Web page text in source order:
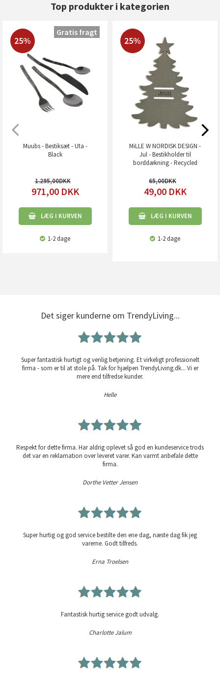
Top produkter i kategorien
25%
Muubs - Bestiksæt - Uta -
Black
1.295,00
971,00 DKK
LÆG I KURVEN
1-2 dage
Gratis fragt
25%
MiLLE W NORDISK DESIGN -
Jul - Bestikholder til
borddækning - Recycled
65,00
49,00 DKK
LÆG I KURVEN
1-2 dage
Det siger kunderne om TrendyLiving...
Super fantastisk hurtigt og venlig betjening. Et virkeligt professionelt
firma - som er til at stole på. Tak for hjælpen TrendyLiving.dk... Vi er
mere end tilfredse kunder.
Helle
Respekt for dette firma. Har aldrig oplevet så god en kundeservice trods
det var en reklamation over leveret varer. Kan varmt anbefale dette
firma.
Dorthe Vetter Jensen
Super hurtig og god service bestilte den ene dag, næste dag fik jeg
varerne. Godt tilfreds.
Erna Troelsen
Fantastisk hurtig service godt udvalg.
Charlotte Jalum